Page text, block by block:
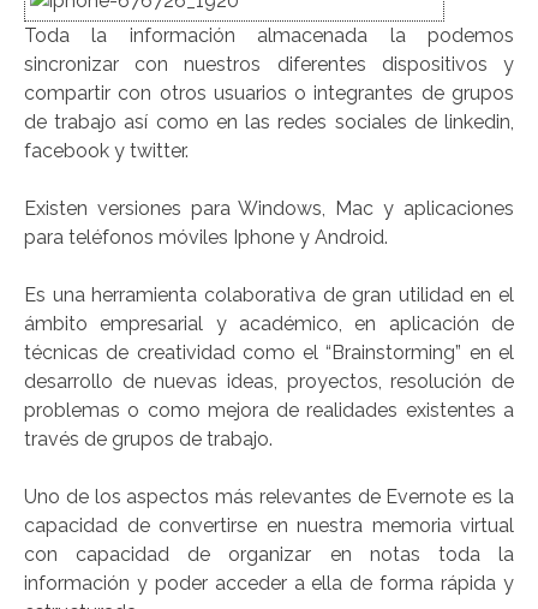
Toda la información almacenada la podemos
sincronizar con nuestros diferentes dispositivos y
compartir con otros usuarios o integrantes de grupos
de trabajo así como en las redes sociales de linkedin,
facebook y twitter.
Existen versiones para Windows, Mac y aplicaciones
para teléfonos móviles Iphone y Android.
Es una herramienta colaborativa de gran utilidad en el
ámbito empresarial y académico, en aplicación de
técnicas de creatividad como el “Brainstorming” en el
desarrollo de nuevas ideas, proyectos, resolución de
problemas o como mejora de realidades existentes a
través de grupos de trabajo.
Uno de los aspectos más relevantes de Evernote es la
capacidad de convertirse en nuestra memoria virtual
con capacidad de organizar en notas toda la
información y poder acceder a ella de forma rápida y